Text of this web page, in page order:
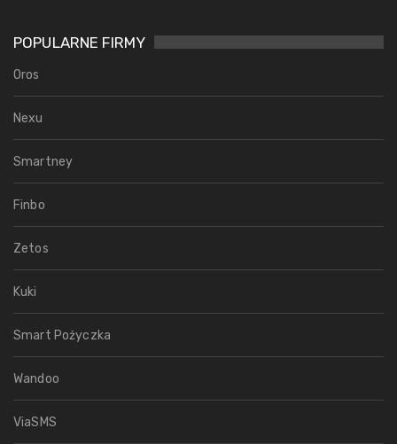
POPULARNE FIRMY
Oros
Nexu
Smartney
Finbo
Zetos
Kuki
Smart Pożyczka
Wandoo
ViaSMS